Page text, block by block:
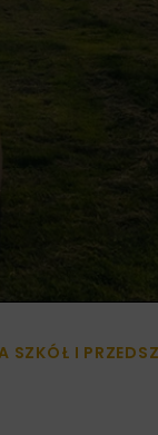
SZKÓŁ I